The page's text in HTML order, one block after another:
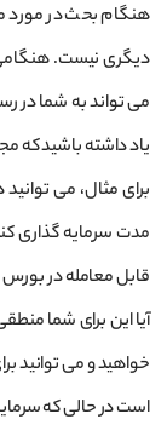
هنگام بحث در مورد
دیگری نیست.
می تواند به شما در
یاد داشته باشید که
برای مثال، می
مدت سرمایه‌ گذاری
آیا این برای شما
‌خواهید و می ‌توانید
است در حالی که